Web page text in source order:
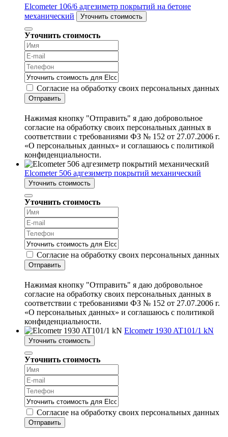
Elcometer 106/6 адгезиметр покрытий на бетоне
механический
Уточнить стоимость
Уточнить стоимость
Согласие на обработку своих персональных данных
Отправить
Нажимая кнопку "Отправить" я даю добровольное
согласие на обработку своих персональных данных в
соответствии с требованиями ФЗ № 152 от 27.07.2006 г.
«О персональных данных» и соглашаюсь с политикой
конфиденциальности.
Elcometer 506 адгезиметр покрытий механический
Уточнить стоимость
Уточнить стоимость
Согласие на обработку своих персональных данных
Отправить
Нажимая кнопку "Отправить" я даю добровольное
согласие на обработку своих персональных данных в
соответствии с требованиями ФЗ № 152 от 27.07.2006 г.
«О персональных данных» и соглашаюсь с политикой
конфиденциальности.
Elcometr 1930 AT101/1 kN
Уточнить стоимость
Уточнить стоимость
Согласие на обработку своих персональных данных
Отправить